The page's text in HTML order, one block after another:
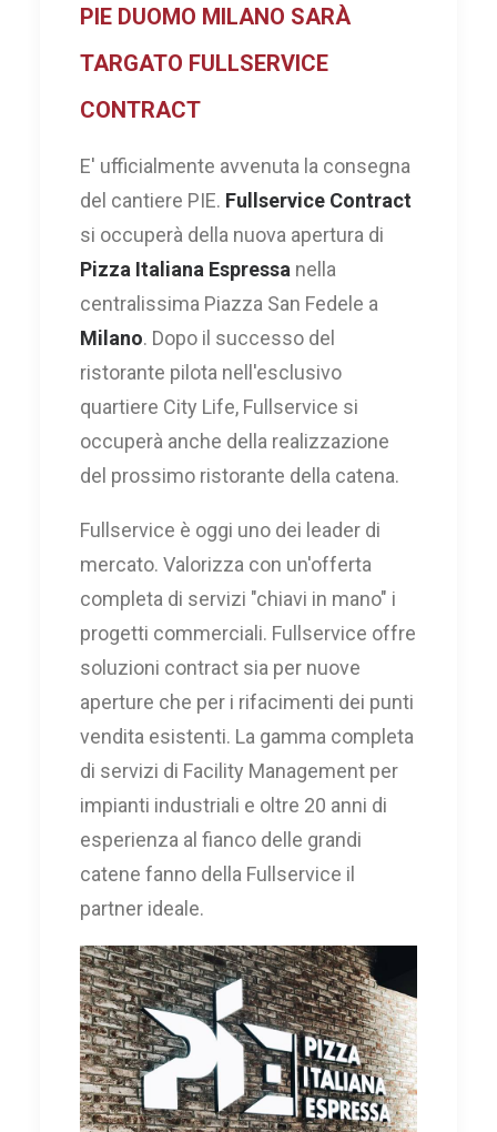
PIE DUOMO MILANO SARÀ
TARGATO FULLSERVICE
CONTRACT
E' ufficialmente avvenuta la consegna
del cantiere PIE. Fullservice Contract
si occuperà della nuova apertura di
Pizza Italiana Espressa nella
centralissima Piazza San Fedele a
Milano. Dopo il successo del
ristorante pilota nell'esclusivo
quartiere City Life, Fullservice si
occuperà anche della realizzazione
del prossimo ristorante della catena.
Fullservice è oggi uno dei leader di
mercato. Valorizza con un'offerta
completa di servizi "chiavi in mano" i
progetti commerciali. Fullservice offre
soluzioni contract sia per nuove
aperture che per i rifacimenti dei punti
vendita esistenti. La gamma completa
di servizi di Facility Management per
impianti industriali e oltre 20 anni di
esperienza al fianco delle grandi
catene fanno della Fullservice il
partner ideale.